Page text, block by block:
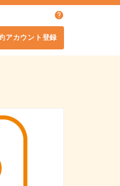
アカウント登録